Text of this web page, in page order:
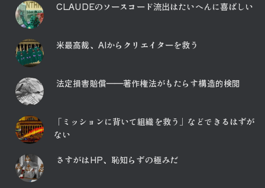
CLAUDEのソースコード流出はたいへんに喜ばしい
米最高裁、AIからクリエイターを救う
法定損害賠償――著作権法がもたらす構造的検閲
「ミッションに背いて組織を救う」などできるはずが
ない
さすがはHP、恥知らずの極みだ